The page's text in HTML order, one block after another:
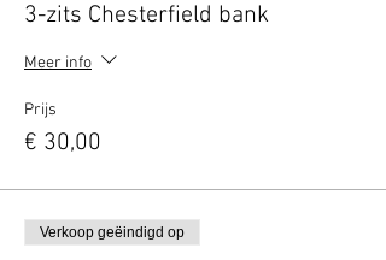
3-zits Chesterfield bank
Meer info
Prijs
€ 30,00
Verkoop geëindigd op